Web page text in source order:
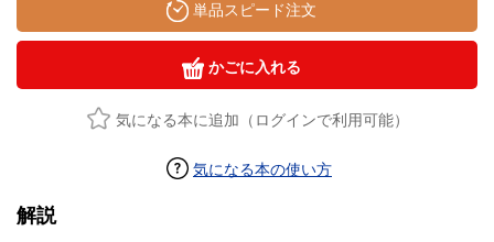
単品スピード注文
かごに入れる
気になる本に追加（ログインで利用可能）
気になる本の使い方
解説